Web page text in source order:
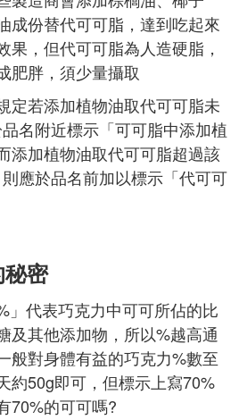
成份替代可可脂，達到吃起來
果，但代可可脂為人造硬脂，
肥胖，須少量攝取
定若添加植物油取代可可脂未
名附近標示「可可脂中添加植
添加植物油取代可可脂超過該
應於品名前加以標示「代可可
密
」代表巧克力中可可所佔的比
及其他添加物，所以%越高通
般對身體有益的巧克力%數至
約50g即可，但標示上寫70%
70%的可可嗎?